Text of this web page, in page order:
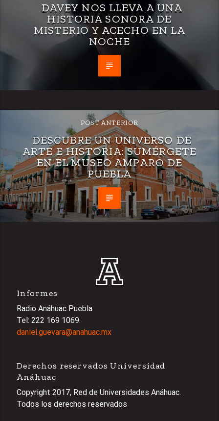
DAVEY NOS LLEVA A UNA
HISTORIA SONORA DE
MISTERIO Y ACECHO EN LA
NOCHE
POST ANTERIOR
DESCUBRE UN UNIVERSO DE
ARTE E HISTORIA: SUMÉRGETE
EN EL MUSEO AMPARO DE
PUEBLA
Informes
Radio Anáhuac Puebla.
Tel: 222 169 1069.
daniel.guevara@anahuac.mx
Derechos reservados Universidad
Anáhuac
Copyright 2017, Red de Universidades Anáhuac.
Todos los derechos reservados